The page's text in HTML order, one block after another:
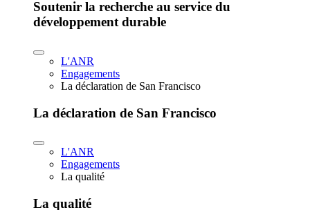
Soutenir la recherche au service du
développement durable
L'ANR
Engagements
La déclaration de San Francisco
La déclaration de San Francisco
L'ANR
Engagements
La qualité
La qualité